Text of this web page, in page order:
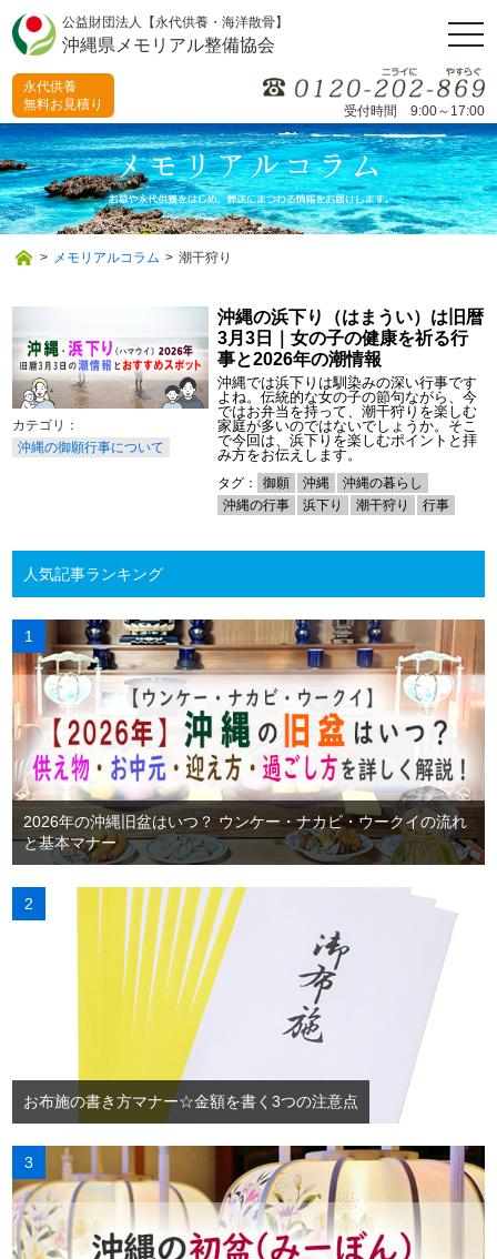
公益財団法人【永代供養・海洋散骨】
沖縄県メモリアル整備協会
受付時間 9:00～17:00
永代供養
無料お見積り
> メモリアルコラム > 潮干狩り
沖縄の御願行事について
沖縄の浜下り（はまうい）は旧暦
3月3日｜女の子の健康を祈る行
事と2026年の潮情報
沖縄では浜下りは馴染みの深い行事です
よね。伝統的な女の子の節句ながら、今
ではお弁当を持って、潮干狩りを楽しむ
家庭が多いのではないでしょうか。そこ
で今回は、浜下りを楽しむポイントと拝
み方をお伝えします。
タグ： 御願 沖縄
沖縄の暮らし
沖縄の行事
浜下り 潮干狩り 行事
人気記事ランキング
2026年の沖縄旧盆はいつ？ ウンケー・ナカビ・ウークイの流れ
と基本マナー
お布施の書き方マナー☆金額を書く3つの注意点